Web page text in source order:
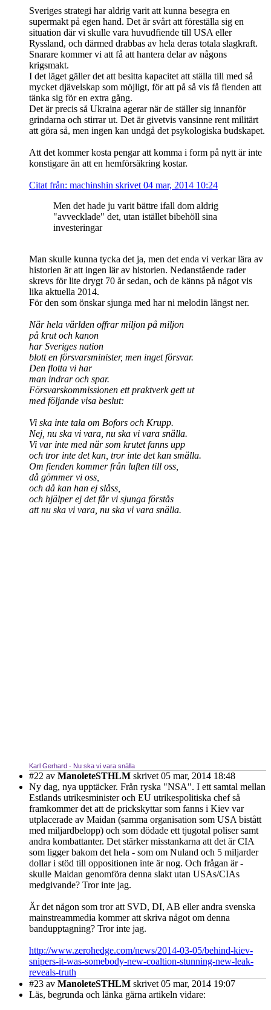
Sveriges strategi har aldrig varit att kunna besegra en
supermakt på egen hand. Det är svårt att föreställa sig en
situation där vi skulle vara huvudfiende till USA eller
Ryssland, och därmed drabbas av hela deras totala slagkraft.
Snarare kommer vi att få att hantera delar av någons
krigsmakt.
I det läget gäller det att besitta kapacitet att ställa till med så
mycket djävelskap som möjligt, för att på så vis få fienden att
tänka sig för en extra gång.
Det är precis så Ukraina agerar när de ställer sig innanför
grindarna och stirrar ut. Det är givetvis vansinne rent militärt
att göra så, men ingen kan undgå det psykologiska budskapet.
Att det kommer kosta pengar att komma i form på nytt är inte
konstigare än att en hemförsäkring kostar.
Citat från: machinshin skrivet 04 mar, 2014 10:24
Men det hade ju varit bättre ifall dom aldrig
"avvecklade" det, utan istället bibehöll sina
investeringar
Man skulle kunna tycka det ja, men det enda vi verkar lära av
historien är att ingen lär av historien. Nedanstående rader
skrevs för lite drygt 70 år sedan, och de känns på något vis
lika aktuella 2014.
För den som önskar sjunga med har ni melodin längst ner.
När hela världen offrar miljon på miljon
på krut och kanon
har Sveriges nation
blott en försvarsminister, men inget försvar.
Den flotta vi har
man indrar och spar.
Försvarskommissionen ett praktverk gett ut
med följande visa beslut:
Vi ska inte tala om Bofors och Krupp.
Nej, nu ska vi vara, nu ska vi vara snälla.
Vi var inte med när som krutet fanns upp
och tror inte det kan, tror inte det kan smälla.
Om fienden kommer från luften till oss,
då gömmer vi oss,
och då kan han ej slåss,
och hjälper ej det får vi sjunga förstås
att nu ska vi vara, nu ska vi vara snälla.
Karl Gerhard - Nu ska vi vara snälla
#22 av ManoleteSTHLM skrivet 05 mar, 2014 18:48
Ny dag, nya upptäcker. Från ryska "NSA". I ett samtal mellan
Estlands utrikesminister och EU utrikespolitiska chef så
framkommer det att de prickskyttar som fanns i Kiev var
utplacerade av Maidan (samma organisation som USA bistått
med miljardbelopp) och som dödade ett tjugotal poliser samt
andra kombattanter. Det stärker misstankarna att det är CIA
som ligger bakom det hela - som om Nuland och 5 miljarder
dollar i stöd till oppositionen inte är nog. Och frågan är -
skulle Maidan genomföra denna slakt utan USAs/CIAs
medgivande? Tror inte jag.
Är det någon som tror att SVD, DI, AB eller andra svenska
mainstreammedia kommer att skriva något om denna
bandupptagning? Tror inte jag.
http://www.zerohedge.com/news/2014-03-05/behind-kiev-
snipers-it-was-somebody-new-coaltion-stunning-new-leak-
reveals-truth
#23 av ManoleteSTHLM skrivet 05 mar, 2014 19:07
Läs, begrunda och länka gärna artikeln vidare: